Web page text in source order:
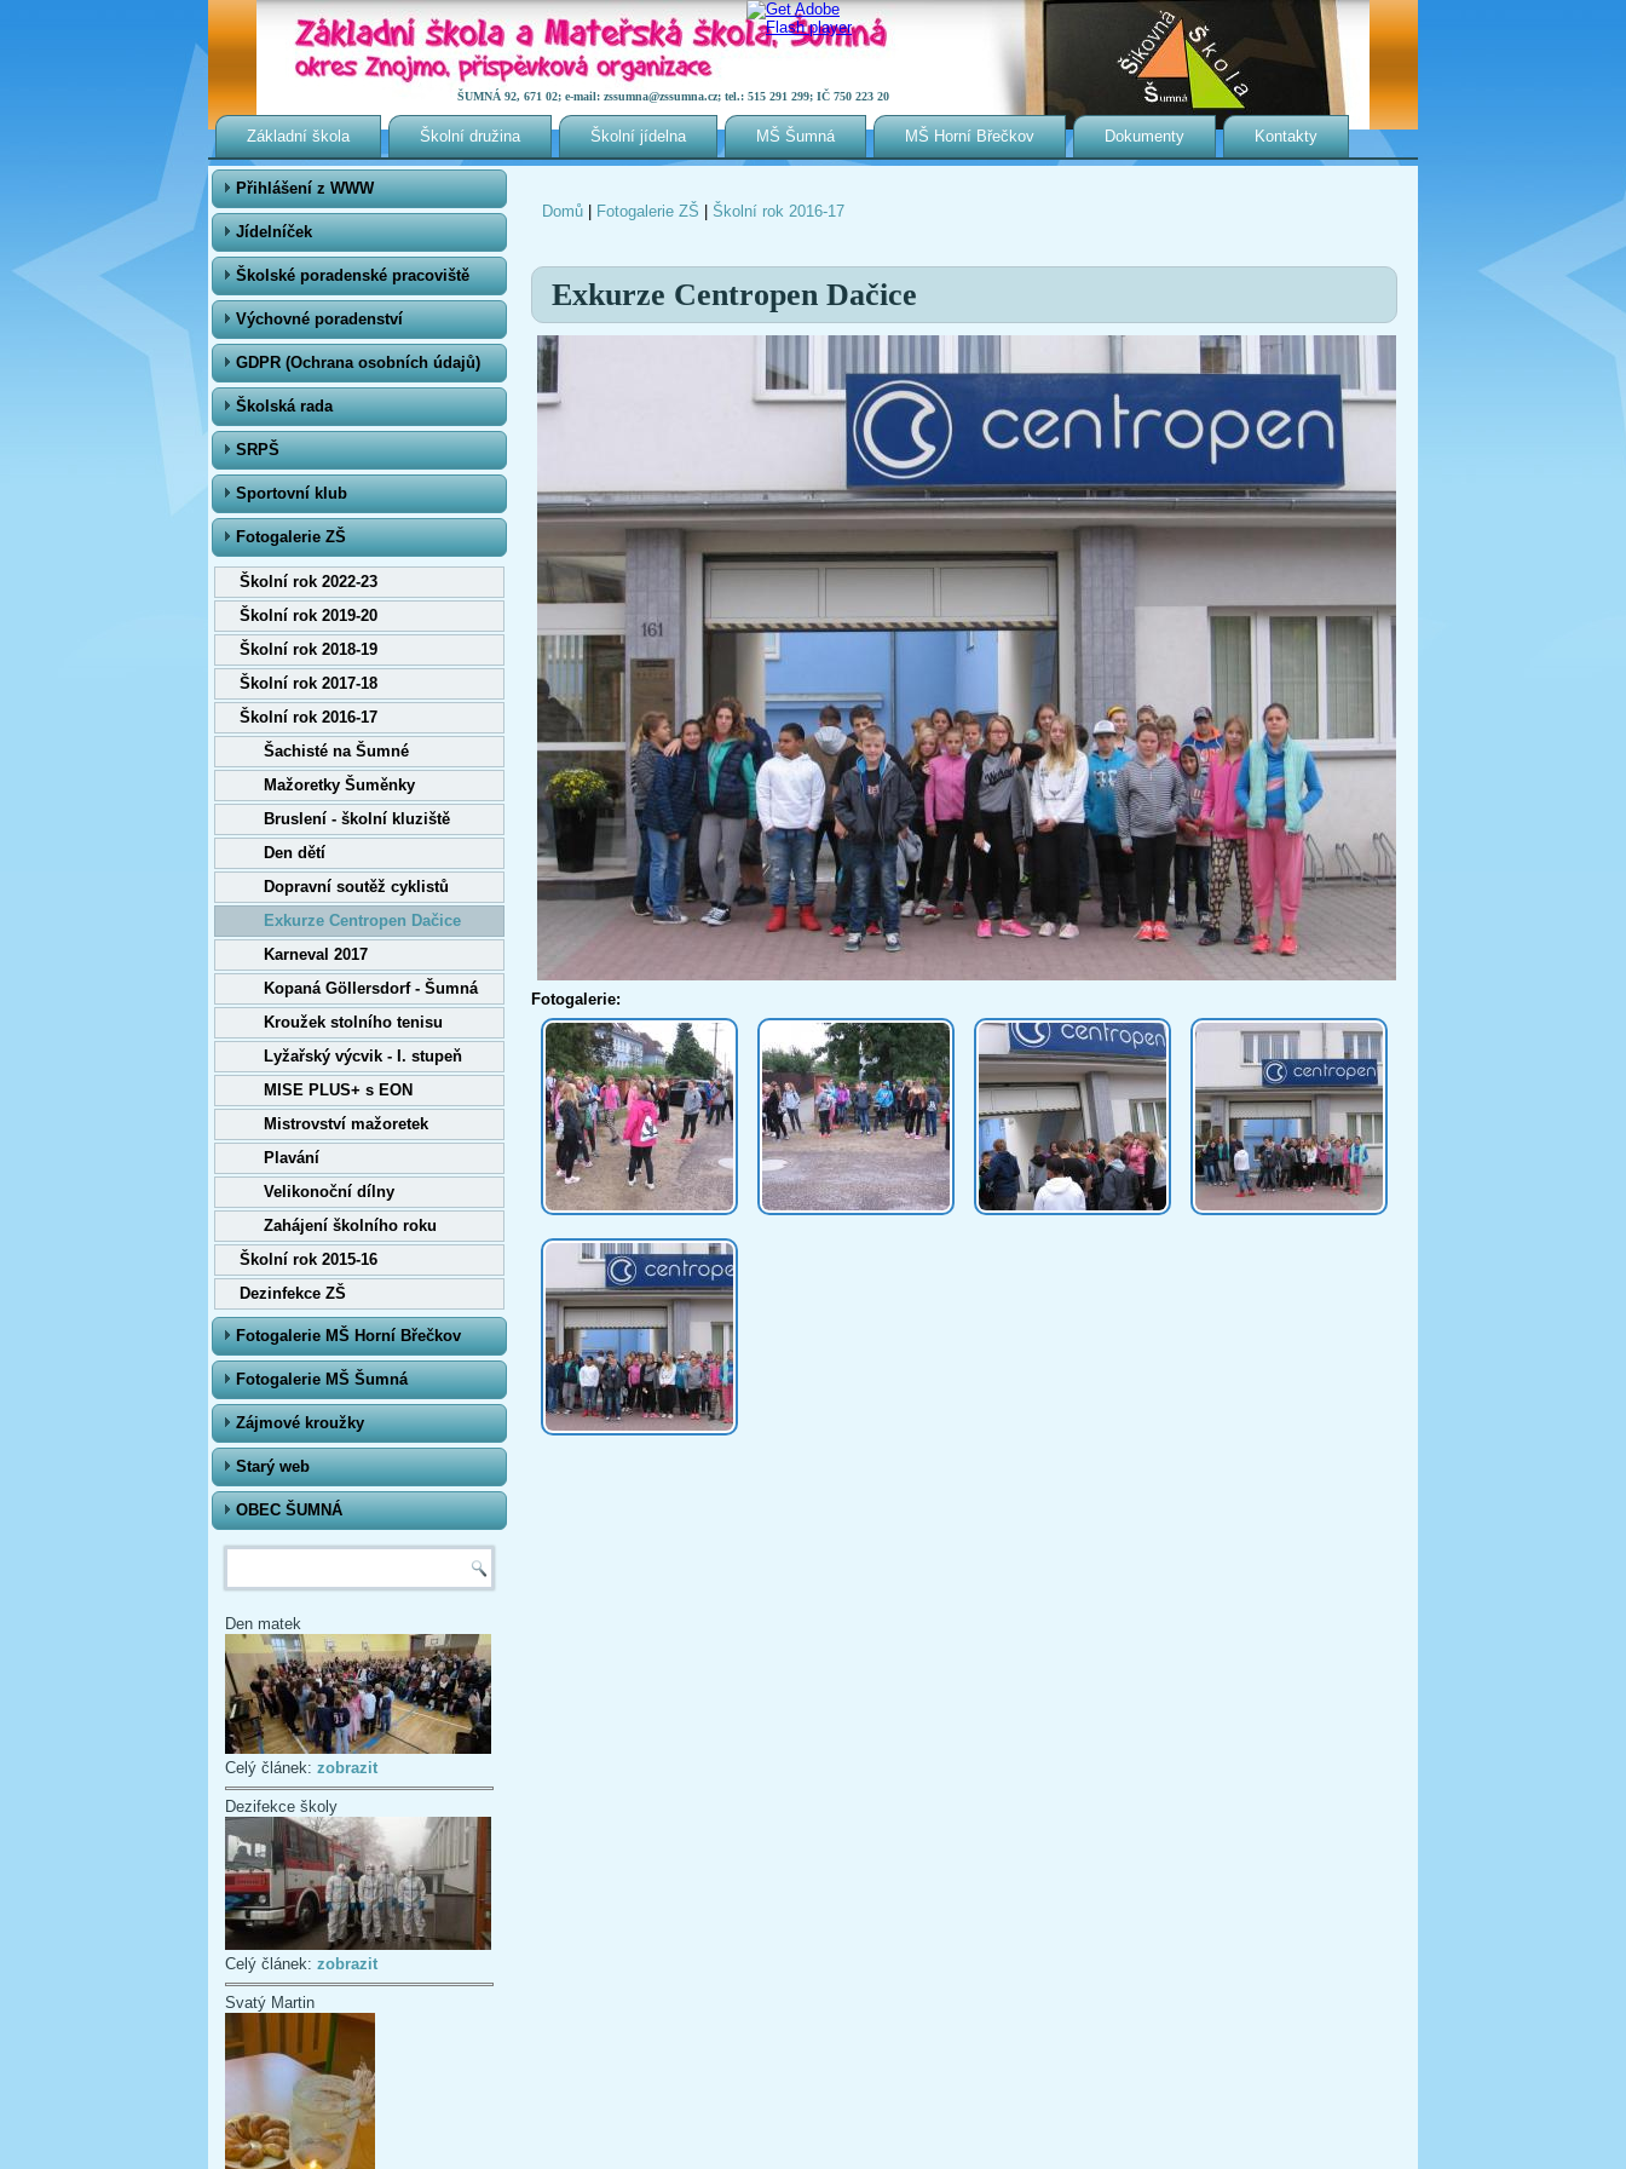
ŠUMNÁ 92, 671 02; e-mail: zssumna@zssumna.cz; tel.: 515 291 299; IČ 750 223 20
Základní škola Školní družina Školní jídelna MŠ Šumná MŠ Horní Břečkov Dokumenty Kontakty
Přihlášení z WWW
Jídelníček
Školské poradenské pracoviště
Výchovné poradenství
GDPR (Ochrana osobních údajů)
Školská rada
SRPŠ
Sportovní klub
Fotogalerie ZŠ
Školní rok 2022-23
Školní rok 2019-20
Školní rok 2018-19
Školní rok 2017-18
Školní rok 2016-17
Šachisté na Šumné
Mažoretky Šuměnky
Bruslení - školní kluziště
Den dětí
Dopravní soutěž cyklistů
Exkurze Centropen Dačice
Karneval 2017
Kopaná Göllersdorf - Šumná
Kroužek stolního tenisu
Lyžařský výcvik - I. stupeň
MISE PLUS+ s EON
Mistrovství mažoretek
Plavání
Velikonoční dílny
Zahájení školního roku
Školní rok 2015-16
Dezinfekce ZŠ
Fotogalerie MŠ Horní Břečkov
Fotogalerie MŠ Šumná
Zájmové kroužky
Starý web
OBEC ŠUMNÁ
Vyhledávání
Den matek
Celý článek: zobrazit
Dezifekce školy
Celý článek: zobrazit
Svatý Martin
Domů Fotogalerie ZŠ |Školní rok 2016-17
Exkurze Centropen Dačice
Fotogalerie: